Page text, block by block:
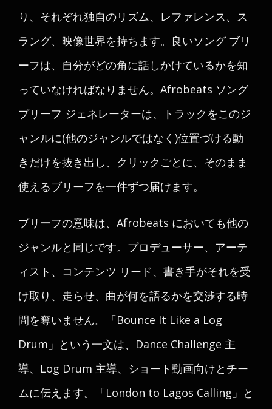
り、それぞれ独自のリズム、レファレンス、ス
ラング、映像世界を持ちます。良いソング ブリ
ーフは、自分がどの角に話しかけているかを知
っていなければなりません。Afrobeats ソング
ブリーフ ジェネレーターは、トラックをこのジ
ャンルに(他のジャンルではなく)位置づける動
きだけを抜き出し、クリックごとに、そのまま
使えるブリーフを一件ずつ届けます。
ブリーフの意味は、Afrobeats においても他の
ジャンルと同じです。プロデューサー、アーテ
ィスト、コンテンツ リード、書き手がそれを受
け取り、走らせ、曲が何を語るかを交渉する時
間を奪いません。「Bounce It Like a Log
Drum」という一文は、Dance Challenge 主
導、Log Drum 主導、ショート動画向けとチー
ムに伝えます。「London to Lagos Calling」と